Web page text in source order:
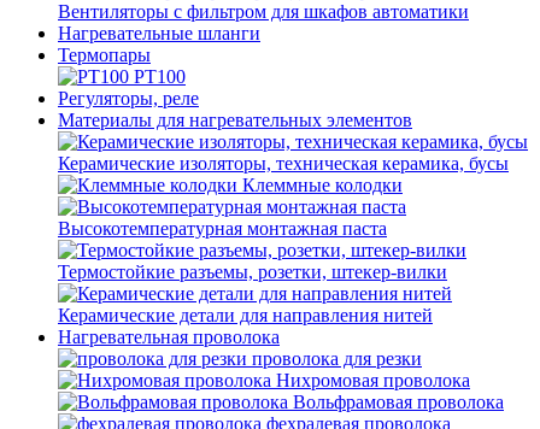
Вентиляторы с фильтром для шкафов автоматики
Нагревательные шланги
Термопары
PT100
Регуляторы, реле
Материалы для нагревательных элементов
Керамические изоляторы, техническая керамика, бусы
Клеммные колодки
Высокотемпературная монтажная паста
Термостойкие разъемы, розетки, штекер-вилки
Керамические детали для направления нитей
Нагревательная проволока
проволока для резки
Нихромовая проволока
Вольфрамовая проволока
фехралевая проволока